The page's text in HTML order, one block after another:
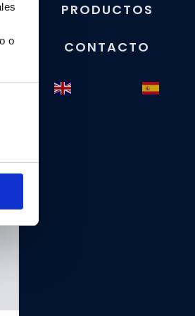
o
PRODUCTOS
CONTACTO